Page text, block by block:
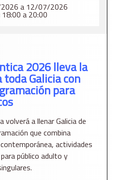
a 12/07/2026
18:00 a 20:00
2026 lleva la
Galicia con
para
volverá a llenar Galicia de
que combina
actividades
público adulto y